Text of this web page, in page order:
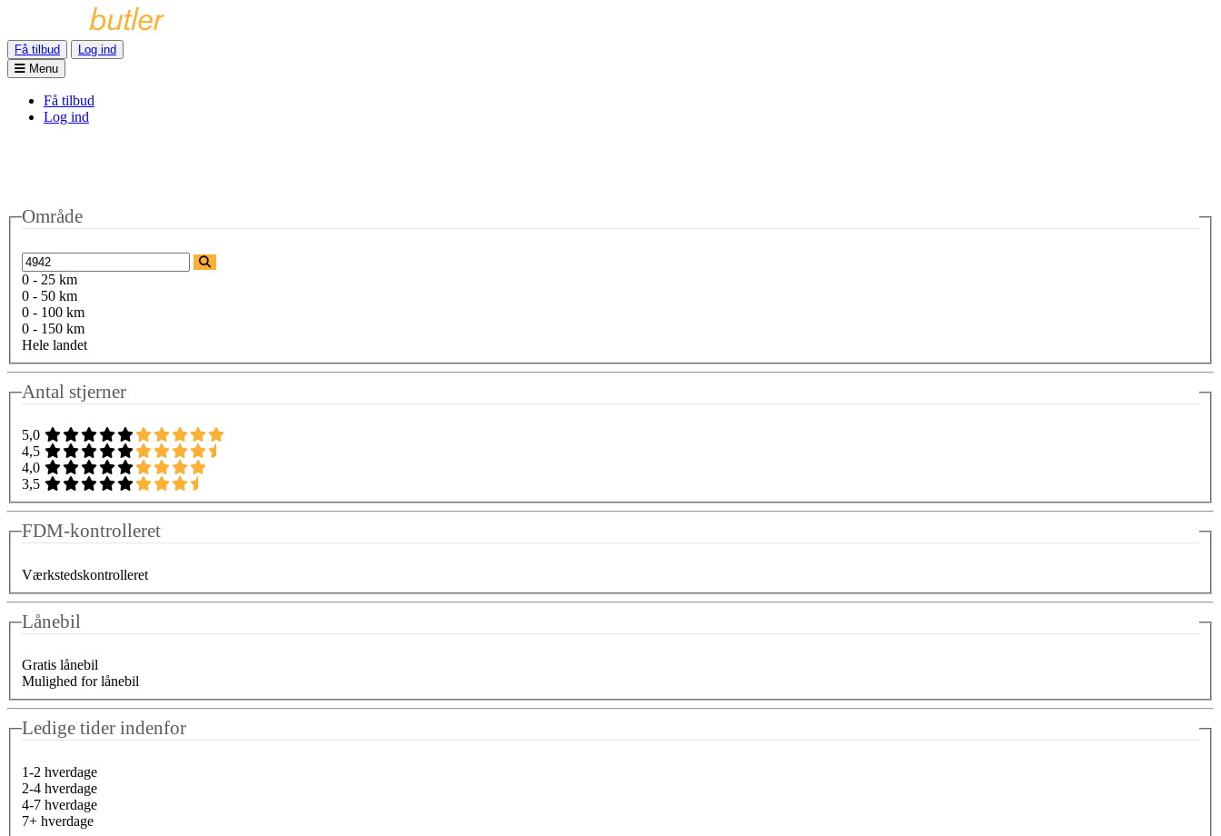
Få tilbud
Log ind
Menu
Få tilbud
Log ind
Område
0 - 25 km
0 - 50 km
0 - 100 km
0 - 150 km
Hele landet
Antal stjerner
5,0
4,5
4,0
3,5
FDM-kontrolleret
Værkstedskontrolleret
Lånebil
Gratis lånebil
Mulighed for lånebil
Ledige tider indenfor
1-2 hverdage
2-4 hverdage
4-7 hverdage
7+ hverdage